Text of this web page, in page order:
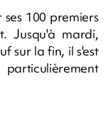
100 premiers
Jusqu'à mardi,
sur la fin, il s'est